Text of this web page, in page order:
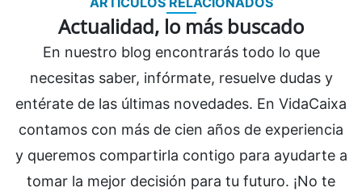
Actualidad, lo más buscado
En nuestro blog encontrarás todo lo que
necesitas saber, infórmate, resuelve dudas y
entérate de las últimas novedades. En VidaCaixa
contamos con más de cien años de experiencia
y queremos compartirla contigo para ayudarte a
tomar la mejor decisión para tu futuro. ¡No te